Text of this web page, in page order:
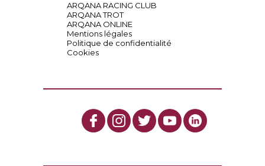
ARQANA RACING CLUB
ARQANA TROT
ARQANA ONLINE
Mentions légales
Politique de confidentialité
Cookies